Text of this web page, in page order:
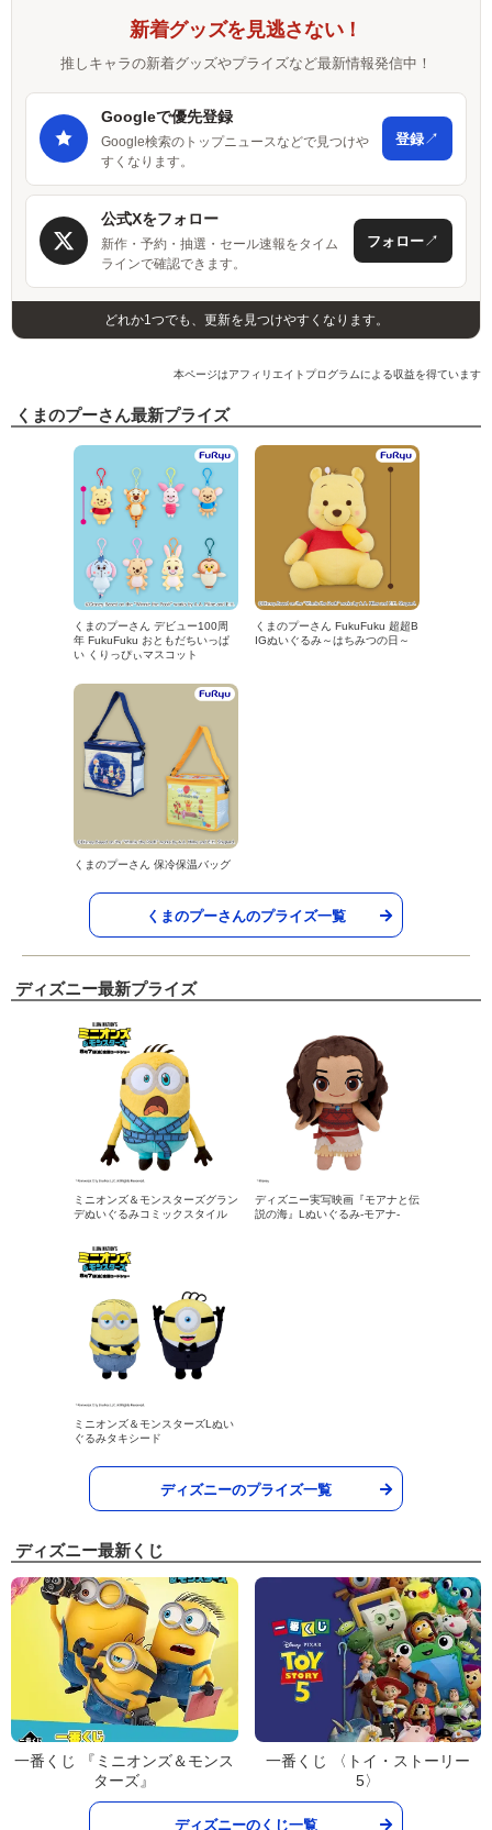
新着グッズを見逃さない！
推しキャラの新着グッズやプライズなど最新情報発信中！
Googleで優先登録
Google検索のトップニュースなどで見つけや
すくなります。
登録↗
公式Xをフォロー
新作・予約・抽選・セール速報をタイム
ラインで確認できます。
フォロー↗
どれか1つでも、更新を見つけやすくなります。
本ページはアフィリエイトプログラムによる収益を得ています
くまのプーさん最新プライズ
くまのプーさん デビュー100周
年 FukuFuku おともだちいっぱ
い くりっぴぃマスコット
くまのプーさん FukuFuku 超超B
IGぬいぐるみ～はちみつの日～
くまのプーさん 保冷保温バッグ
くまのプーさんのプライズ一覧
ディズニー最新プライズ
ミニオンズ＆モンスターズグラン
デぬいぐるみコミックスタイル
ディズニー実写映画『モアナと伝
説の海』Lぬいぐるみ‐モアナ‐
ミニオンズ＆モンスターズLぬい
ぐるみタキシード
ディズニーのプライズ一覧
ディズニー最新くじ
一番くじ 『ミニオンズ＆モンス
ターズ』
一番くじ 〈トイ・ストーリー
5〉
ディズニーのくじ一覧